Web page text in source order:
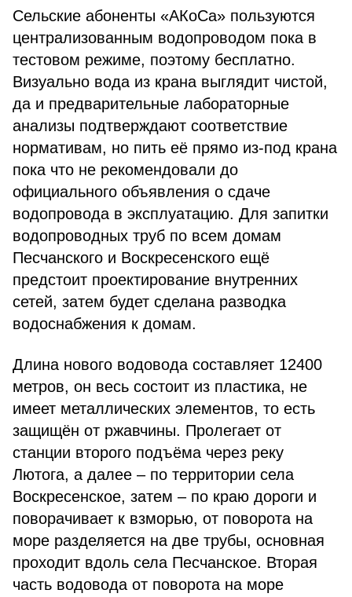
Сельские абоненты «АКоСа» пользуются
централизованным водопроводом пока в
тестовом режиме, поэтому бесплатно.
Визуально вода из крана выглядит чистой,
да и предварительные лабораторные
анализы подтверждают соответствие
нормативам, но пить её прямо из-под крана
пока что не рекомендовали до
официального объявления о сдаче
водопровода в эксплуатацию. Для запитки
водопроводных труб по всем домам
Песчанского и Воскресенского ещё
предстоит проектирование внутренних
сетей, затем будет сделана разводка
водоснабжения к домам.
Длина нового водовода составляет 12400
метров, он весь состоит из пластика, не
имеет металлических элементов, то есть
защищён от ржавчины. Пролегает от
станции второго подъёма через реку
Лютога, а далее – по территории села
Воскресенское, затем – по краю дороги и
поворачивает к взморью, от поворота на
море разделяется на две трубы, основная
проходит вдоль села Песчанское. Вторая
часть водовода от поворота на море